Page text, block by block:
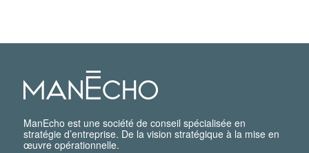
ManEcho est une société de conseil spécialisée en
stratégie d’entreprise. De la vision stratégique à la mise en
œuvre opérationnelle.